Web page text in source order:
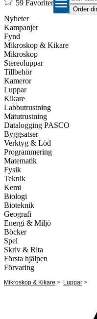
59 Favoriter
Nyheter
Kampanjer
Fynd
Mikroskop & Kikare
Mikroskop
Stereoluppar
Tillbehör
Kameror
Luppar
Kikare
Labbutrustning
Mätutrustning
Datalogging PASCO
Byggsatser
Verktyg & Löd
Programmering
Matematik
Fysik
Teknik
Kemi
Biologi
Bioteknik
Geografi
Energi & Miljö
Böcker
Spel
Skriv & Rita
Första hjälpen
Förvaring
Mikroskop & Kikare > Luppar >